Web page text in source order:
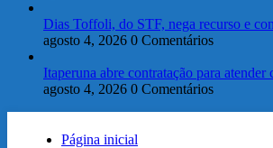
Dias Toffoli, do STF, nega recurso e
agosto 4, 2026 0 Comentários
Itaperuna abre contratação para
agosto 4, 2026 0 Comentários
Página inicial